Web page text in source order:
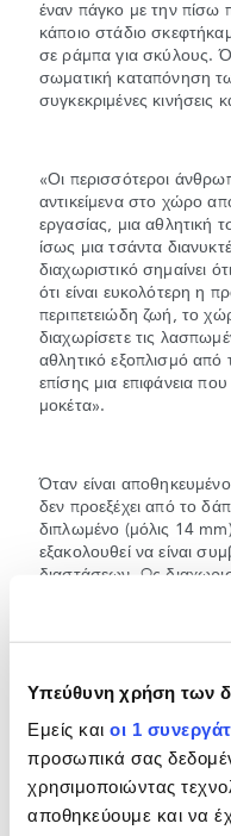
Υπεύθυνη χρήση των
Εμείς και οι 1
προσωπικά σας
χρησιμοποιώντας
αποθηκεύουμε και να
έναν πάγκο με την πίσω
κάποιο στάδιο
σε ράμπα για σκύλους.
σωματική καταπόνηση
συγκεκριμένες κινήσεις
«Οι περισσότεροι
αντικείμενα στο χώρο
εργασίας, μια αθλητική
ίσως μια τσάντα
διαχωριστικό σημαίνει
ότι είναι ευκολότερη η
περιπετειώδη ζωή, το
διαχωρίσετε τις
αθλητικό εξοπλισμό από
επίσης μια επιφάνεια
μοκέτα».
Όταν είναι αποθηκευμένο
δεν προεξέχει από το
διπλωμένο (μόλις 14
εξακολουθεί να είναι
διαστάσεων. Ως
του. Οι ρυθμιζόμενοι
συγκρατήσουν
μεγάλες τσάντες για
Τραβώντας έναν άλλο
διπλό μηχανισμό,
αντίθετη κατεύθυνση -
μέρος της πίσω πόρτας.